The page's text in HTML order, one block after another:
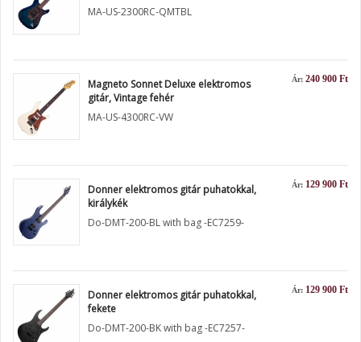
MA-US-2300RC-QMTBL
Ár: 240 900 Ft
Magneto Sonnet Deluxe elektromos
gitár, Vintage fehér
MA-US-4300RC-VW
Ár: 129 900 Ft
Donner elektromos gitár puhatokkal,
királykék
Do-DMT-200-BL with bag -EC7259-
Ár: 129 900 Ft
Donner elektromos gitár puhatokkal,
fekete
Do-DMT-200-BK with bag -EC7257-